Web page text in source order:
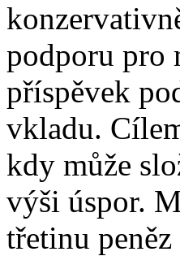
podporu pro
příspěvek
vkladu.
kdy může
výši úspor.
třetinu